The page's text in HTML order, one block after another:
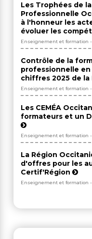
Les Trophées de
Professionnelle
à l'honneur les
évoluer les
Enseignement et formation -
Contrôle de la
professionnelle
chiffres 2025 de la
Enseignement et formation -
Les CEMÉA
formateurs et un
Enseignement et formation -
La Région
d'offres pour les
Certif'Région
Enseignement et formation -